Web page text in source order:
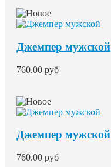
Джемпер мужской
760.00 руб
Джемпер мужской
760.00 руб